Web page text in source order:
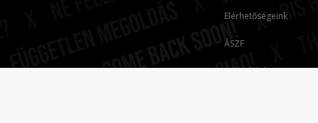
Elérhetőségeink
ÁSZF
Adatvédelem